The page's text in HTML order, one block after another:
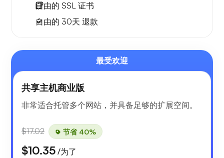
自由的 SSL 证书
自由的 30天 退款
最受欢迎
共享主机商业版
非常适合托管多个网站，并具备足够的扩展空间。
$17.02 节省 40%
$10.35 /为了